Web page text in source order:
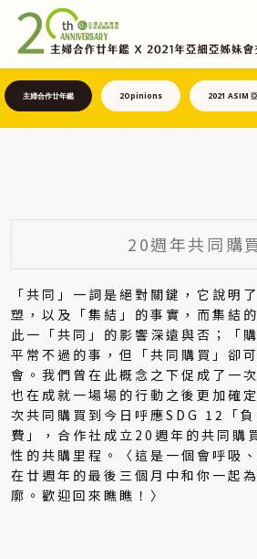
主婦合作廿年鑑 2Opinions 2021 ASIM
20週年共同購
「共同」一詞是絕對關鍵，它說明
塑，以及「集結」的事實，而集結
此一「共同」的影響深遠與否；「
平常不過的事，但「共同購買」卻
會。我們曾在此概念之下促成了一
也在成就一場場的行動之後更加確
次共同購買到今日呼應SDG 12「
費」，合作社成立20週年的共同購
性的共購里程。〈這是一個會呼吸
在廿週年的最後三個月中和你一起
廓。歡迎回來瞧瞧！〉